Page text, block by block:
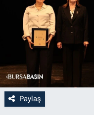
Paylaş
Sağlık
Eğitim
Ekonomi
Dünya